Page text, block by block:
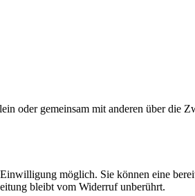
oder gemeinsam mit anderen über
möglich. Sie können eine
bleibt vom Widerruf unberührt.